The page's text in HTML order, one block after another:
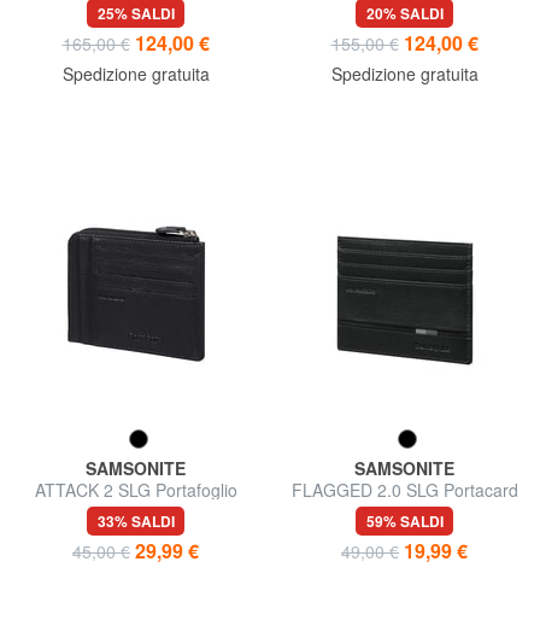
25% SALDI
165,00 € 124,00 €
Spedizione gratuita
20% SALDI
155,00 € 124,00 €
Spedizione gratuita
SAMSONITE
ATTACK 2 SLG Portafoglio
piatto in pelle
33% SALDI
45,00 € 29,99 €
SAMSONITE
FLAGGED 2.0 SLG Portacard
in pelle
59% SALDI
49,00 € 19,99 €